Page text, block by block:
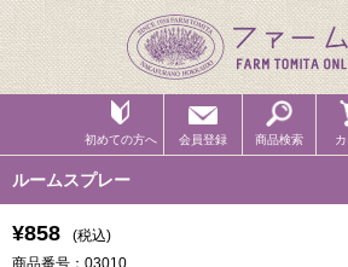
初めての方へ 会員登録 商品検索
ルームスプレー
¥858
(税込)
商品番号：03010